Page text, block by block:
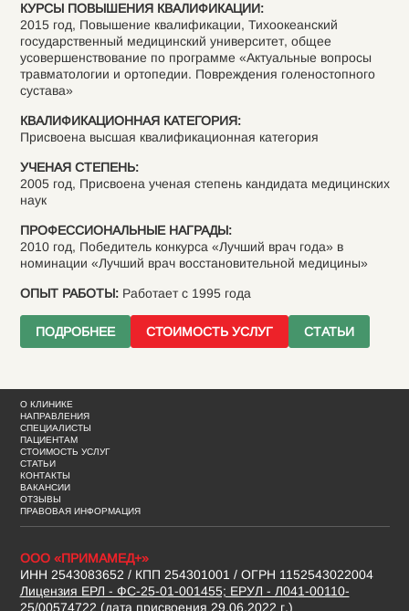
КУРСЫ ПОВЫШЕНИЯ КВАЛИФИКАЦИИ:
2015 год, Повышение квалификации, Тихоокеанский
государственный медицинский университет, общее
усовершенствование по программе «Актуальные вопросы
травматологии и ортопедии. Повреждения голеностопного
сустава»
КВАЛИФИКАЦИОННАЯ КАТЕГОРИЯ:
Присвоена высшая квалификационная категория
УЧЕНАЯ СТЕПЕНЬ:
2005 год, Присвоена ученая степень кандидата медицинских
наук
ПРОФЕССИОНАЛЬНЫЕ НАГРАДЫ:
2010 год, Победитель конкурса «Лучший врач года» в
номинации «Лучший врач восстановительной медицины»
ОПЫТ РАБОТЫ: Работает с 1995 года
ПОДРОБНЕЕ СТОИМОСТЬ УСЛУГ СТАТЬИ
О КЛИНИКЕ
НАПРАВЛЕНИЯ
СПЕЦИАЛИСТЫ
ПАЦИЕНТАМ
СТОИМОСТЬ УСЛУГ
СТАТЬИ
КОНТАКТЫ
ВАКАНСИИ
ОТЗЫВЫ
ПРАВОВАЯ ИНФОРМАЦИЯ
ООО «ПРИМАМЕД+»
ИНН 2543083652 / КПП 254301001 / ОГРН 1152543022004
Лицензия ЕРЛ - ФС-25-01-001455; ЕРУЛ - Л041-00110-
25/00574722 (дата присвоения 29.06.2022 г.)